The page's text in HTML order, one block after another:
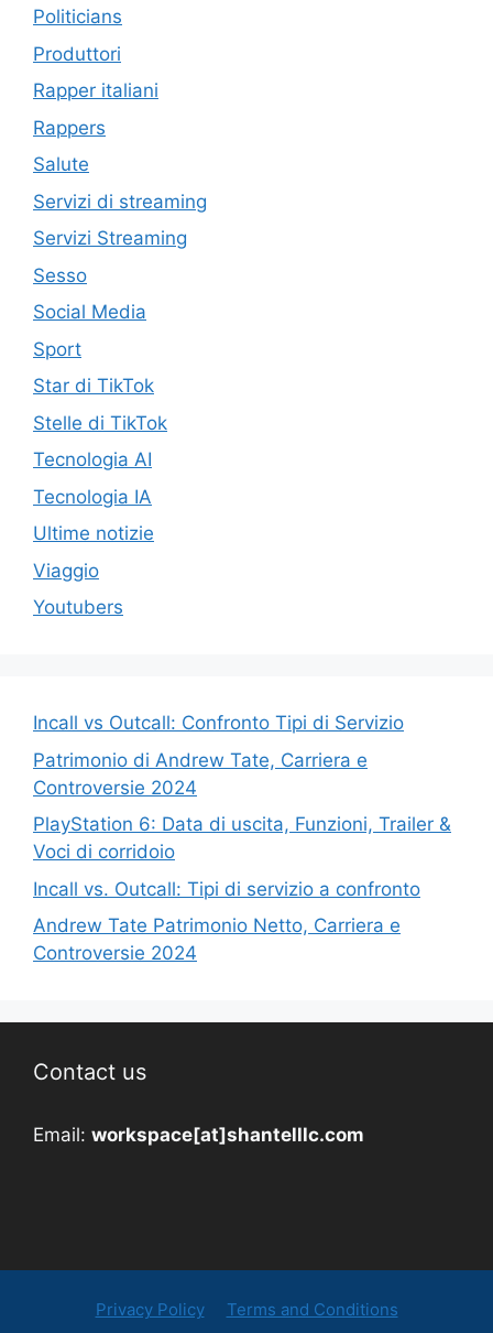
Politicians
Produttori
Rapper italiani
Rappers
Salute
Servizi di streaming
Servizi Streaming
Sesso
Social Media
Sport
Star di TikTok
Stelle di TikTok
Tecnologia AI
Tecnologia IA
Ultime notizie
Viaggio
Youtubers
Incall vs Outcall: Confronto Tipi di Servizio
Patrimonio di Andrew Tate, Carriera e
Controversie 2024
PlayStation 6: Data di uscita, Funzioni, Trailer &
Voci di corridoio
Incall vs. Outcall: Tipi di servizio a confronto
Andrew Tate Patrimonio Netto, Carriera e
Controversie 2024
Contact us
Email: workspace[at]shantelllc.com
Privacy Policy Terms and Conditions